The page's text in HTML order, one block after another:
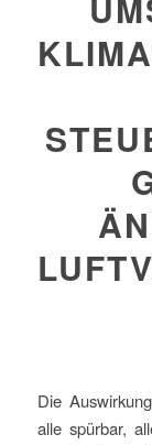
Die
alle spürbar,